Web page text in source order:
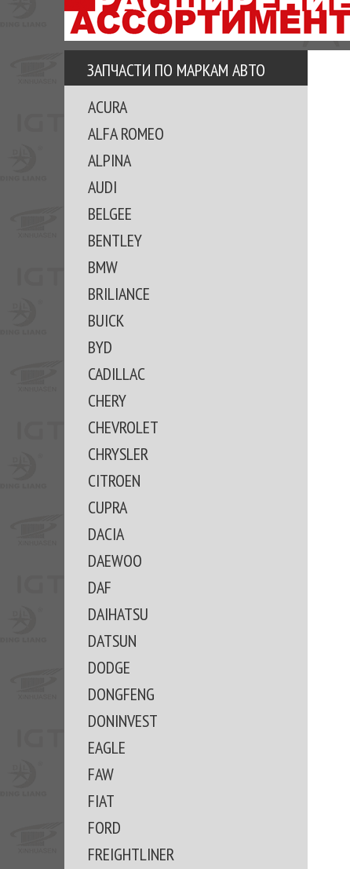
ЗАПЧАСТИ ПО МАРКАМ АВТО
ACURA
ALFA ROMEO
ALPINA
AUDI
BELGEE
BENTLEY
BMW
BRILIANCE
BUICK
BYD
CADILLAC
CHERY
CHEVROLET
CHRYSLER
CITROEN
CUPRA
DACIA
DAEWOO
DAF
DAIHATSU
DATSUN
DODGE
DONGFENG
DONINVEST
EAGLE
FAW
FIAT
FORD
FREIGHTLINER